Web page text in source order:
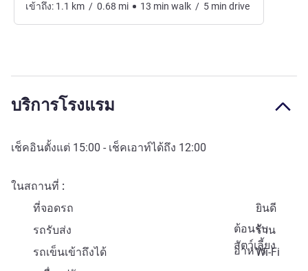
เข้าถึง: 1.1 km / 0.68 mi 13 min walk / 5 min drive
บริการโรงแรม
เช็คอินตั้งแต่ 15:00 - เช็คเอาท์ได้ถึง 12:00
ในสถานที่
ที่จอดรถ
ยินดี
ต้อนรับ
สัตว์เลี้ยง
รถรับส่ง
ร้าน
อาหาร
รถเข็นเข้าถึงได้
Wi-Fi